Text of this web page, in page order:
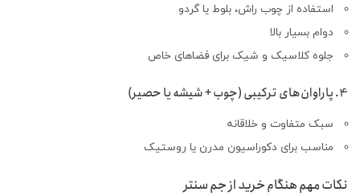
استفاده از چوب راش، بلوط یا گردو
دوام بسیار بالا
جلوه کلاسیک و شیک برای فضاهای خاص
4. پاراوان‌های ترکیبی (چوب + شیشه یا حصیر)
سبک متفاوت و خلاقانه
مناسب برای دکوراسیون مدرن یا روستیک
نکات مهم هنگام خرید از جم سنتر